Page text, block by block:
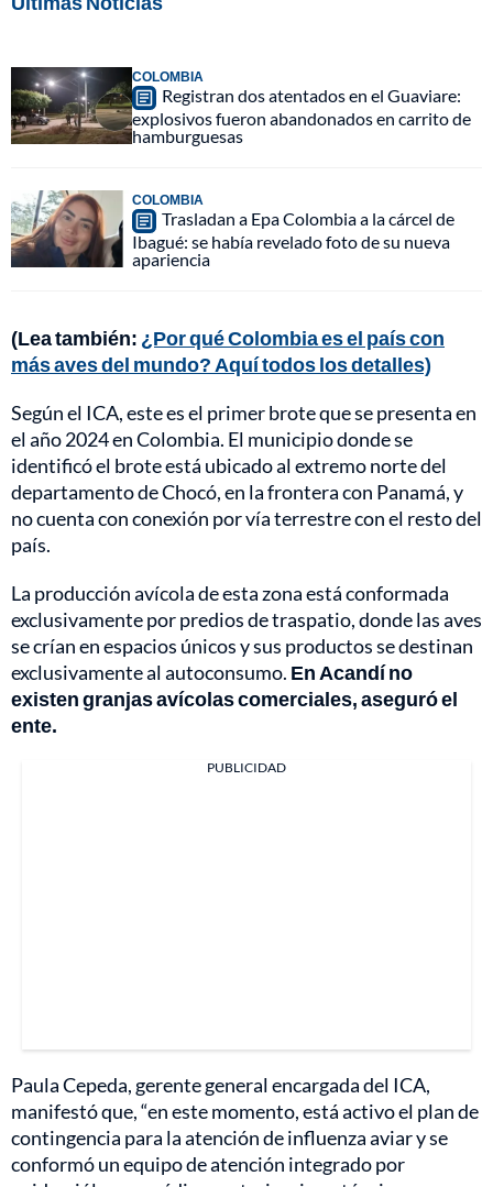
COLOMBIA
Registran dos atentados en el Guaviare:
explosivos fueron abandonados en carrito de
hamburguesas
COLOMBIA
Trasladan a Epa Colombia a la cárcel de
Ibagué: se había revelado foto de su nueva
apariencia
(Lea también: ¿Por qué Colombia es el país con
más aves del mundo? Aquí todos los detalles)
Según el ICA, este es el primer brote que se presenta en
el año 2024 en Colombia. El municipio donde se
identificó el brote está ubicado al extremo norte del
departamento de Chocó, en la frontera con Panamá, y
no cuenta con conexión por vía terrestre con el resto del
país.
La producción avícola de esta zona está conformada
exclusivamente por predios de traspatio, donde las aves
se crían en espacios únicos y sus productos se destinan
exclusivamente al autoconsumo. En Acandí no
existen granjas avícolas comerciales, aseguró el
ente.
PUBLICIDAD
Paula Cepeda, gerente general encargada del ICA,
manifestó que, “en este momento, está activo el plan de
contingencia para la atención de influenza aviar y se
conformó un equipo de atención integrado por